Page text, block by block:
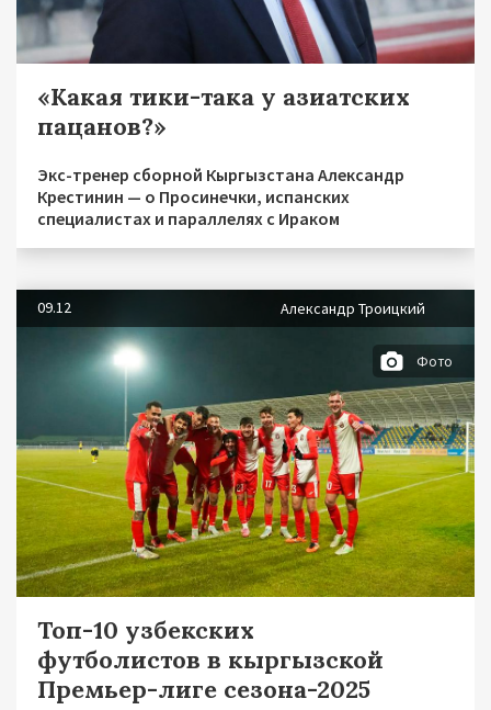
«Какая тики-така у азиатских
пацанов?»
Экс-тренер сборной Кыргызстана Александр
Крестинин — о Просинечки, испанских
специалистах и параллелях с Ираком
09.12 Александр Троицкий
Фото
Топ-10 узбекских
футболистов в кыргызской
Премьер-лиге сезона-2025